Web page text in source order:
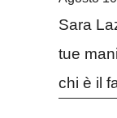
Sara
tue
chi è il